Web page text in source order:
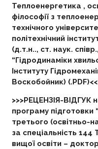
Теплоенергетика ,
філософії з
технічного
політехнічний
(д.т.н.., ст. наук.
“Гідродинаміки
Інституту
Воскобойник)
>>>РЕЦЕНЗІЯ-ВІДГУК
програму підготовки
третього (освітньо-
за спеціальність 144
вищої освіти –